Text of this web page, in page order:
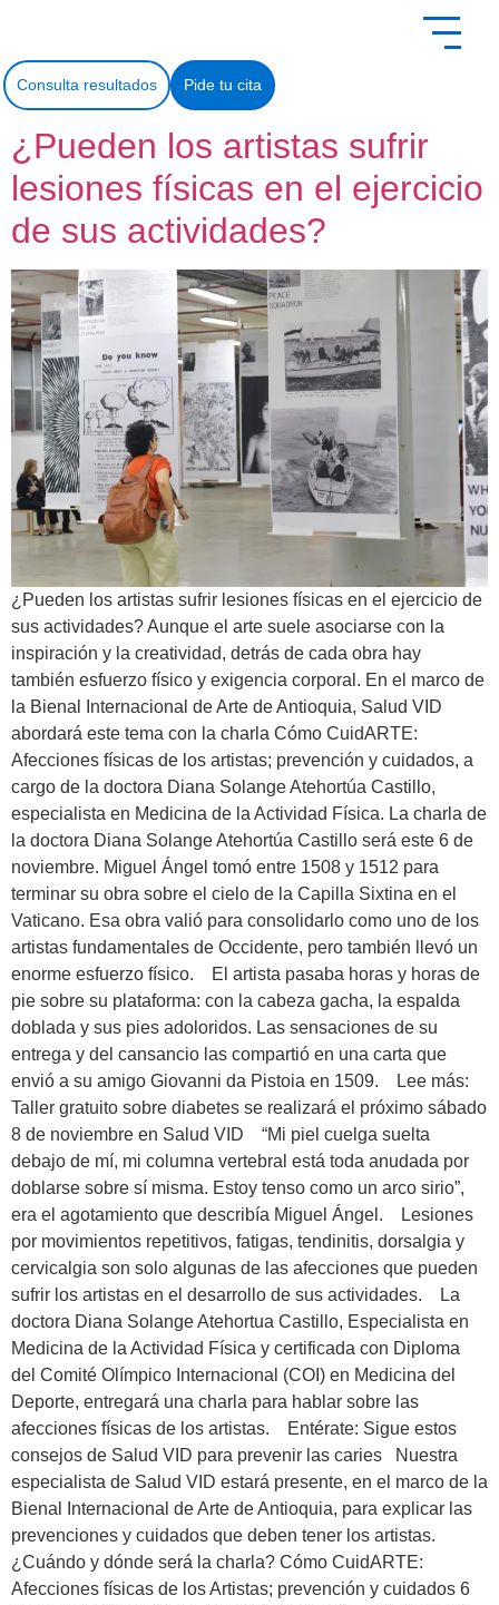
Consulta resultados Pide tu cita
¿Pueden los artistas sufrir
lesiones físicas en el ejercicio
de sus actividades?
¿Pueden los artistas sufrir lesiones físicas en el ejercicio de
sus actividades? Aunque el arte suele asociarse con la
inspiración y la creatividad, detrás de cada obra hay
también esfuerzo físico y exigencia corporal. En el marco de
la Bienal Internacional de Arte de Antioquia, Salud VID
abordará este tema con la charla Cómo CuidARTE:
Afecciones físicas de los artistas; prevención y cuidados, a
cargo de la doctora Diana Solange Atehortúa Castillo,
especialista en Medicina de la Actividad Física. La charla de
la doctora Diana Solange Atehortúa Castillo será este 6 de
noviembre. Miguel Ángel tomó entre 1508 y 1512 para
terminar su obra sobre el cielo de la Capilla Sixtina en el
Vaticano. Esa obra valió para consolidarlo como uno de los
artistas fundamentales de Occidente, pero también llevó un
enorme esfuerzo físico. El artista pasaba horas y horas de
pie sobre su plataforma: con la cabeza gacha, la espalda
doblada y sus pies adoloridos. Las sensaciones de su
entrega y del cansancio las compartió en una carta que
envió a su amigo Giovanni da Pistoia en 1509. Lee más:
Taller gratuito sobre diabetes se realizará el próximo sábado
8 de noviembre en Salud VID “Mi piel cuelga suelta
debajo de mí, mi columna vertebral está toda anudada por
doblarse sobre sí misma. Estoy tenso como un arco sirio”,
era el agotamiento que describía Miguel Ángel. Lesiones
por movimientos repetitivos, fatigas, tendinitis, dorsalgia y
cervicalgia son solo algunas de las afecciones que pueden
sufrir los artistas en el desarrollo de sus actividades. La
doctora Diana Solange Atehortua Castillo, Especialista en
Medicina de la Actividad Física y certificada con Diploma
del Comité Olímpico Internacional (COI) en Medicina del
Deporte, entregará una charla para hablar sobre las
afecciones físicas de los artistas. Entérate: Sigue estos
consejos de Salud VID para prevenir las caries Nuestra
especialista de Salud VID estará presente, en el marco de la
Bienal Internacional de Arte de Antioquia, para explicar las
prevenciones y cuidados que deben tener los artistas.
¿Cuándo y dónde será la charla? Cómo CuidARTE:
Afecciones físicas de los Artistas; prevención y cuidados 6